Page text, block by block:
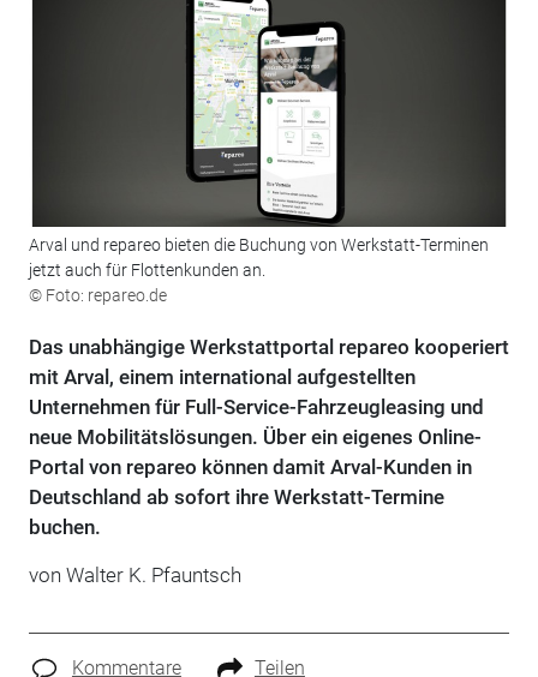
Arval und repareo bieten die Buchung von Werkstatt-Terminen
jetzt auch für Flottenkunden an.
© Foto: repareo.de
Das unabhängige Werkstattportal repareo kooperiert
mit Arval, einem international aufgestellten
Unternehmen für Full-Service-Fahrzeugleasing und
neue Mobilitätslösungen. Über ein eigenes Online-
Portal von repareo können damit Arval-Kunden in
Deutschland ab sofort ihre Werkstatt-Termine
buchen.
von Walter K. Pfauntsch
Kommentare Teilen